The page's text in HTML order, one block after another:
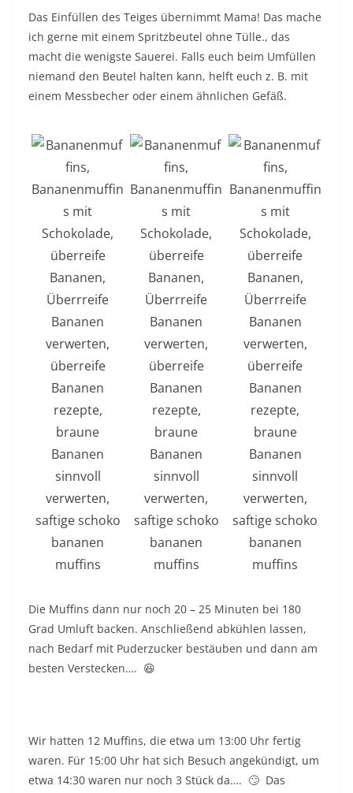
Das Einfüllen des Teiges übernimmt Mama! Das mache
ich gerne mit einem Spritzbeutel ohne Tülle., das
macht die wenigste Sauerei. Falls euch beim Umfüllen
niemand den Beutel halten kann, helft euch z. B. mit
einem Messbecher oder einem ähnlichen Gefäß.
Die Muffins dann nur noch 20 – 25 Minuten bei 180
Grad Umluft backen. Anschließend abkühlen lassen,
nach Bedarf mit Puderzucker bestäuben und dann am
besten Verstecken…. 😆
Wir hatten 12 Muffins, die etwa um 13:00 Uhr fertig
waren. Für 15:00 Uhr hat sich Besuch angekündigt, um
etwa 14:30 waren nur noch 3 Stück da…. 🙄 Das